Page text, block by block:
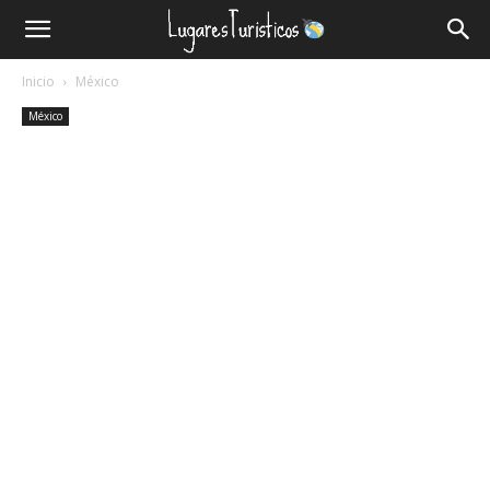
Lugares
Turísticos
Inicio México
México